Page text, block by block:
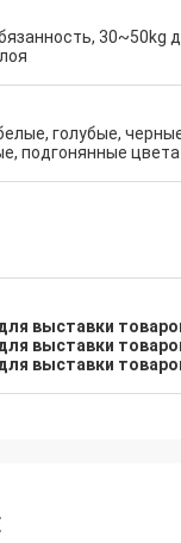
30~50kg
голубые,
подгонянные цвета
выставки
выставки
выставки